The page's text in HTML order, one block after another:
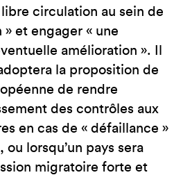
circulation au sein de
» et engager « une
amélioration ». Il
la proposition de
de rendre
des contrôles aux
en cas de « défaillance »
ou lorsqu’un pays sera
migratoire forte et